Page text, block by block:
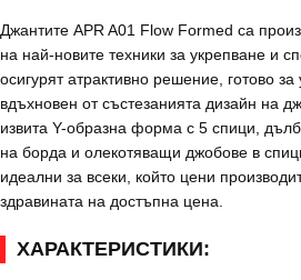
Джантите APR A01 Flow Formed са
на най-новите техники за укрепване и
осигурят атрактивно решение, готово
вдъхновен от състезанията дизайн на
извита Y-образна форма с 5 спици,
на борда и олекотяващи джобове в
идеални за всеки, който цени
здравината на достъпна цена.
ХАРАКТЕРИСТИКИ: